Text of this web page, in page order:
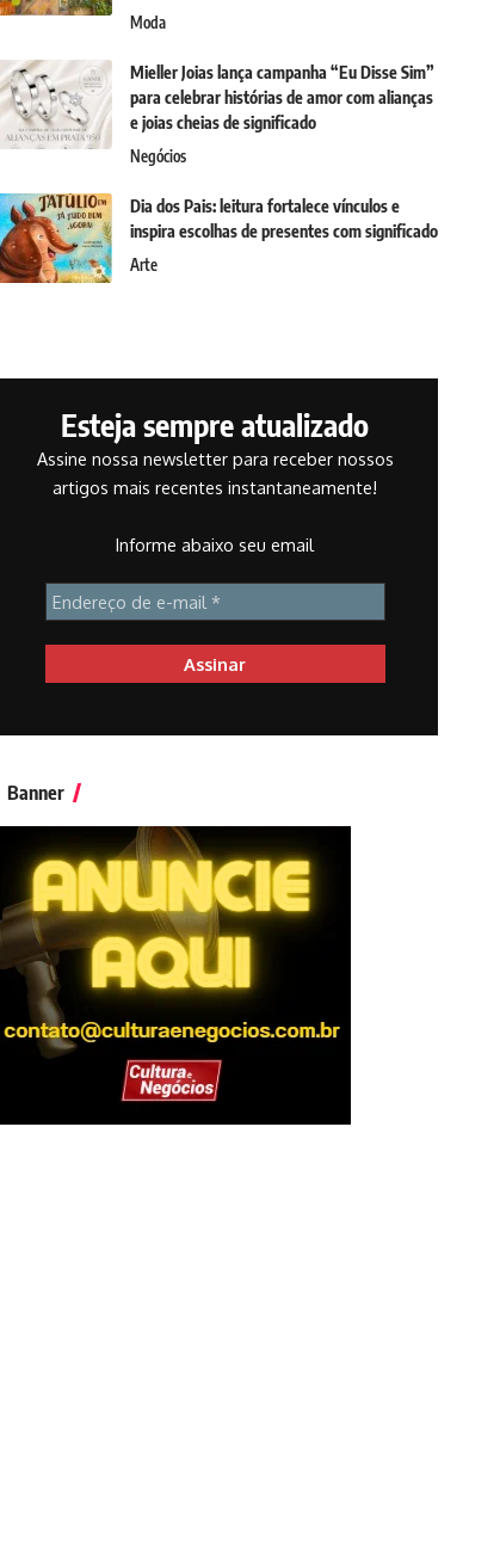
Moda
Mieller Joias lança campanha “Eu Disse Sim”
para celebrar histórias de amor com alianças
e joias cheias de significado
Negócios
Dia dos Pais: leitura fortalece vínculos e
inspira escolhas de presentes com significado
Arte
Esteja sempre atualizado
Assine nossa newsletter para receber nossos
artigos mais recentes instantaneamente!
Informe abaixo seu email
Banner